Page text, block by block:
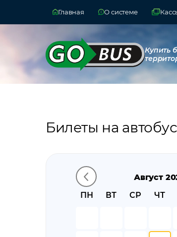
Главная О системе
Купить
Билеты на автобус
Август
ПН
ВТ СР ЧТ